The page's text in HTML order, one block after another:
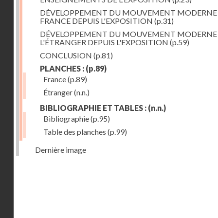
DÉVELOPPEMENT DU MOUVEMENT MODERNE
FRANCE DEPUIS L'EXPOSITION (p.31)
DÉVELOPPEMENT DU MOUVEMENT
L'ÉTRANGER DEPUIS L'EXPOSITION (p.59)
CONCLUSION (p.81)
PLANCHES : (p.89)
France(p.89)
Étranger(n.n.)
BIBLIOGRAPHIE ET TABLES : (n.n.)
Bibliographie(p.95)
Table des planches (p.99)
Dernière image